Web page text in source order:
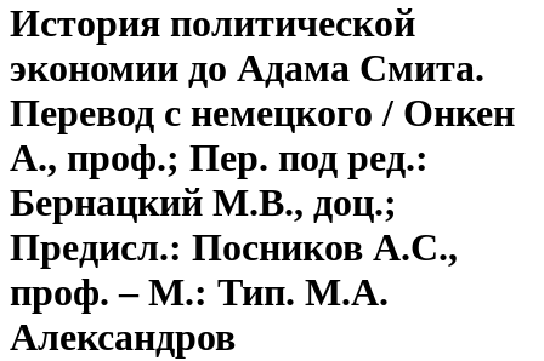
История политической
экономии до Адама Смита.
Перевод с немецкого / Онкен
А., проф.; Пер. под ред.:
Бернацкий М.В., доц.;
Предисл.: Посников А.С.,
проф. – М.: Тип. М.А.
Александров